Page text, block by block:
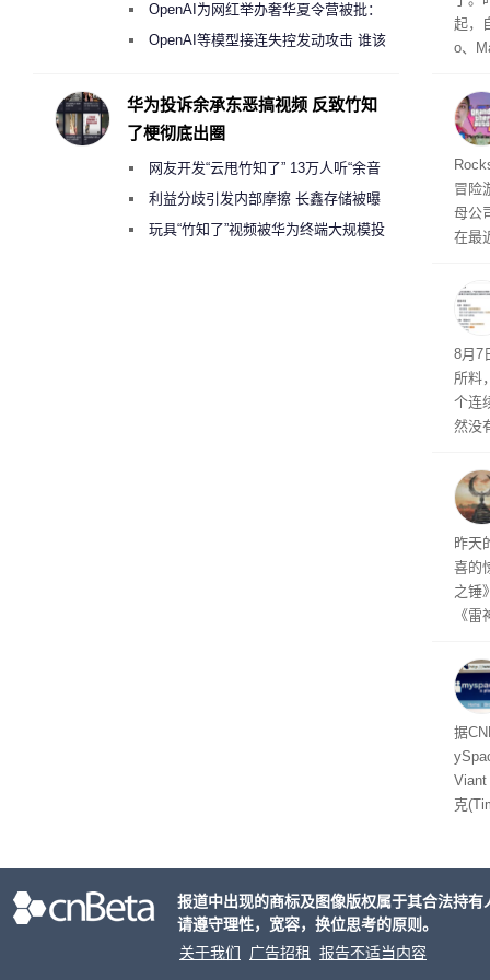
起，
o、
和
命令
起
防御
气将
发效
期
冒险
母公
在最
ss
悄
8月7
所料
个连
然没
有
着——
线
昨天
喜的
之锤
《
ox
出震
据
Viant
克
算法
《人工智能法案》全新执法权限审查
OpenAI为网红举办奢华夏令营被批：
2000美元一晚 遭讽“反乌托邦”
OpenAI等模型接连失控发动攻击 谁该
华为投诉余承东恶搞视频 反致竹知
了梗彻底出圈
网友开发“云甩竹知了” 13万人听“余音
绕梁”利益分歧引发内部摩擦 长鑫存储被曝
曾将华为驻场工程师驱逐出研发基地
玩具“竹知了”视频被华为终端大规模投
报道中出现的商标及图像版权属于其合法持
请遵守理性，宽容，换位思考的原则。
关于我们
广告招租
报告不适当内容